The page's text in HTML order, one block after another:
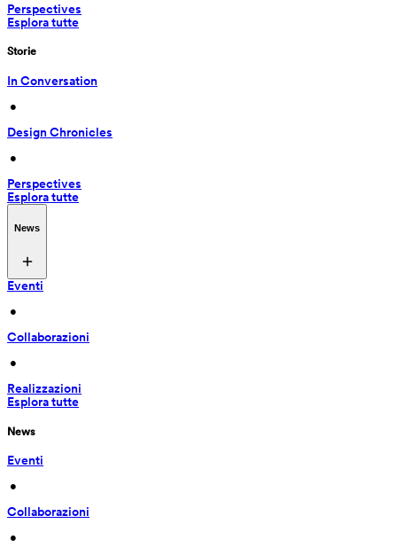
Perspectives
Esplora tutte
Storie
In Conversation
•
Design Chronicles
•
Perspectives
Esplora tutte
News
Eventi
•
Collaborazioni
•
Realizzazioni
Esplora tutte
News
Eventi
•
Collaborazioni
•